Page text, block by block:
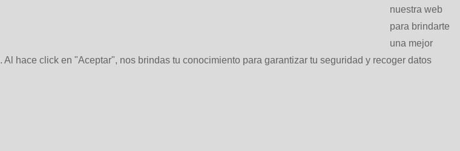
nuestra web
para brindarte
una mejor
hace click en "Aceptar", nos brindas tu conocimiento para garantizar tu seguridad y recoger datos